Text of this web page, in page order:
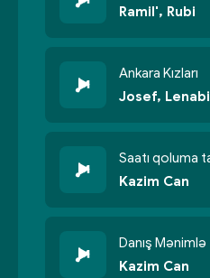
Ramil', Rubi
Ankara Kızları
Josef, Lenabi
Kazim Can
Danış Mənimlə
Kazim Can